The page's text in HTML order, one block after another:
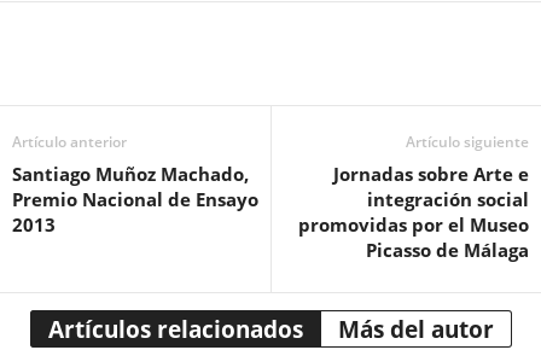
Artículo anterior
Santiago Muñoz Machado,
Premio Nacional de Ensayo
2013
Artículo siguiente
Jornadas sobre Arte e
integración social
promovidas por el Museo
Picasso de Málaga
Artículos relacionados Más del autor